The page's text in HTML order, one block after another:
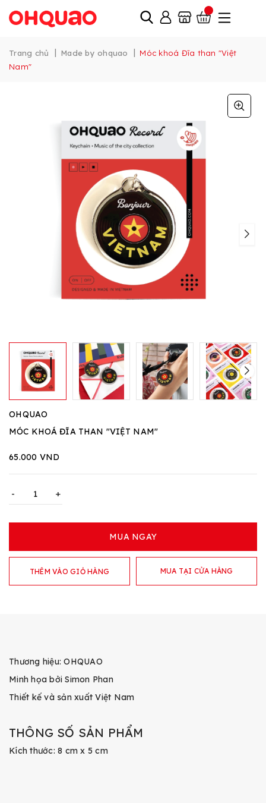
Trang chủ | Made by ohquao | Móc khoá Đĩa than "Việt
Nam"
OHQUAO
MÓC KHOÁ ĐĨA THAN "VIỆT NAM"
65.000 VND
- +
MUA NGAY
THÊM VÀO GIỎ HÀNG MUA TẠI CỬA HÀNG
Thương hiệu: OHQUAO
Minh họa bởi Simon Phan
Thiết kế và sản xuất Việt Nam
THÔNG SỐ SẢN PHẨM
Kích thước: 8 cm x 5 cm